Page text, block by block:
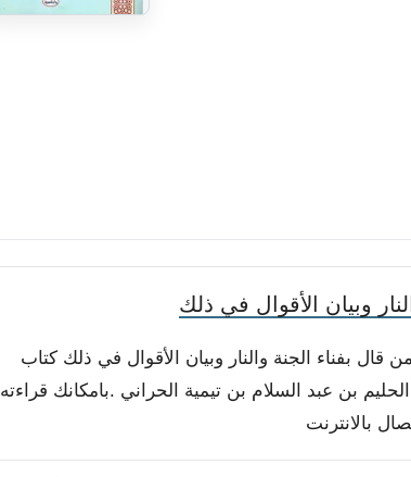
وبيان الأقوال في ذلك
قال بفناء الجنة والنار وبيان الأقوال في ذلك كتاب
بن عبد السلام بن تيمية الحراني .بامكانك قراءته
بالانترنت